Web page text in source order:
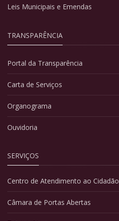
Leis Municipais e Emendas
TRANSPARÊNCIA
Portal da Transparência
Carta de Serviços
Organograma
Ouvidoria
SERVIÇOS
Centro de Atendimento ao Cidadão
Câmara de Portas Abertas